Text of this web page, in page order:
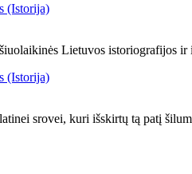
(Istorija)
Lietuvos istoriografijos
(Istorija)
srovei, kuri išskirtų tą patį